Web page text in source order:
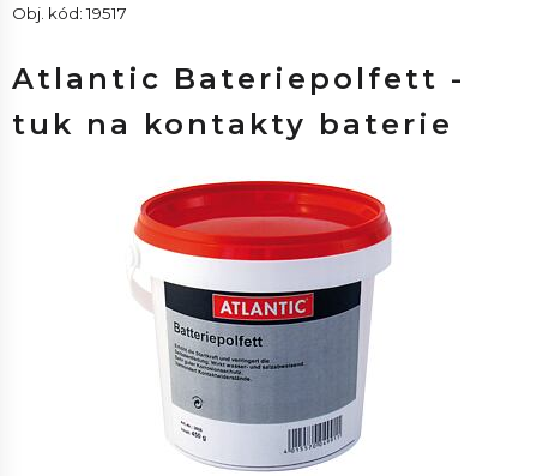
Obj. kód: 19517
Atlantic Bateriepolfett -
tuk na kontakty baterie